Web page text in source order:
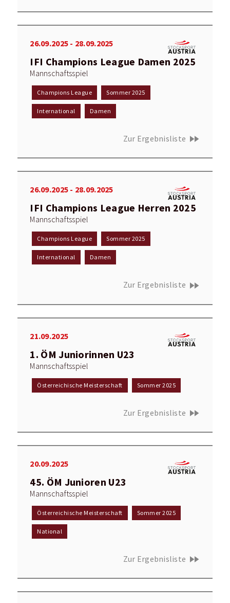
26.09.2025 - 28.09.2025
IFI Champions League Damen 2025
Mannschaftsspiel
Champions League Sommer 2025
International Damen
Zur Ergebnisliste fast_forward
26.09.2025 - 28.09.2025
IFI Champions League Herren 2025
Mannschaftsspiel
Champions League Sommer 2025
International Damen
Zur Ergebnisliste fast_forward
21.09.2025
1. ÖM Juniorinnen U23
Mannschaftsspiel
Österreichische Meisterschaft Sommer 2025
Zur Ergebnisliste fast_forward
20.09.2025
45. ÖM Junioren U23
Mannschaftsspiel
Österreichische Meisterschaft Sommer 2025
National
Zur Ergebnisliste fast_forward